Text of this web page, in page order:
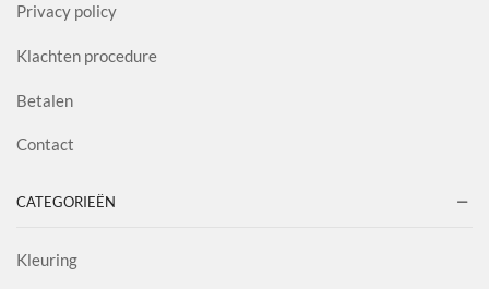
Privacy policy
Klachten procedure
Betalen
Contact
CATEGORIEËN
Kleuring